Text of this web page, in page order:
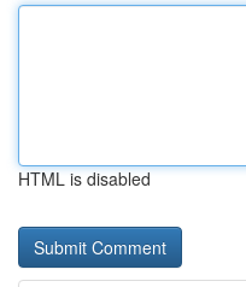
HTML is disabled